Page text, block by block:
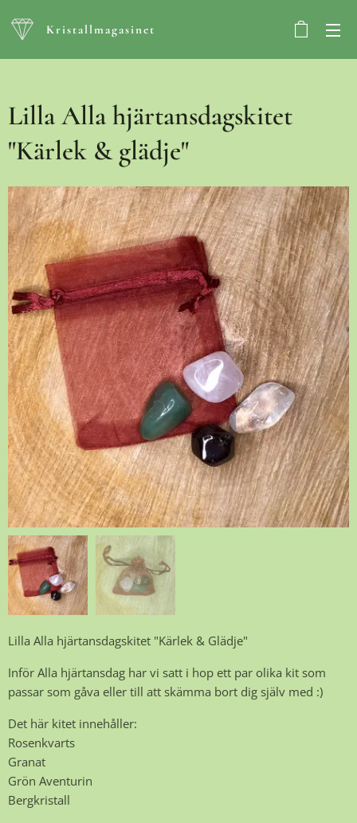
Kristallmagasinet
Lilla Alla hjärtansdagskitet
"Kärlek & glädje"
Lilla Alla hjärtansdagskitet "Kärlek & Glädje"
Inför Alla hjärtansdag har vi satt i hop ett par olika kit som
passar som gåva eller till att skämma bort dig själv med :)
Det här kitet innehåller:
Rosenkvarts
Granat
Grön Aventurin
Bergkristall